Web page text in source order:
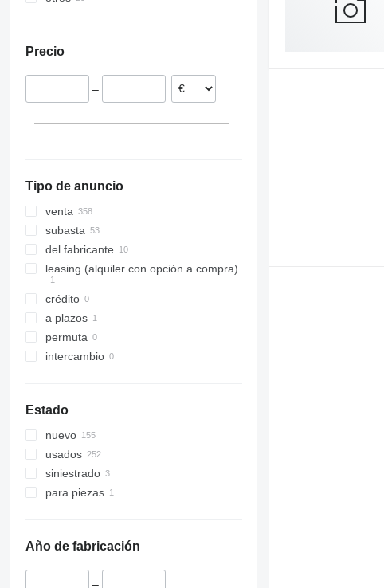
Francia
Letonia
Precio
–
Tipo de anuncio
venta
subasta
del fabricante
leasing (alquiler con opción a compra)
crédito
a plazos
permuta
intercambio
Estado
nuevo
usados
siniestrado
para piezas
Año de fabricación
–